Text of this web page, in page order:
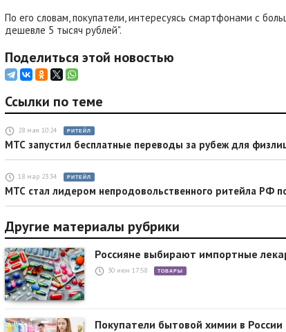
По его словам, покупатели, интересуясь смартфонами с
дешевле 5 тысяч рублей".
Поделиться этой новостью
Ссылки по теме
28 мая 10:24 РИТЕЙЛ
МТС запустил бесплатные переводы за рубеж для
18 мар 23:34 РИТЕЙЛ
МТС стал лидером непродовольственного ритейла РФ
Другие материалы рубрики
Россияне выбирают импортные
30 июн 17:58 ТОВАРЫ
Покупатели бытовой химии в